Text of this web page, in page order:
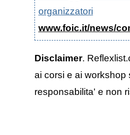
organizzatori
www.foic.it/news/
Disclaimer.
ai corsi e ai workshop
responsabilita' e non